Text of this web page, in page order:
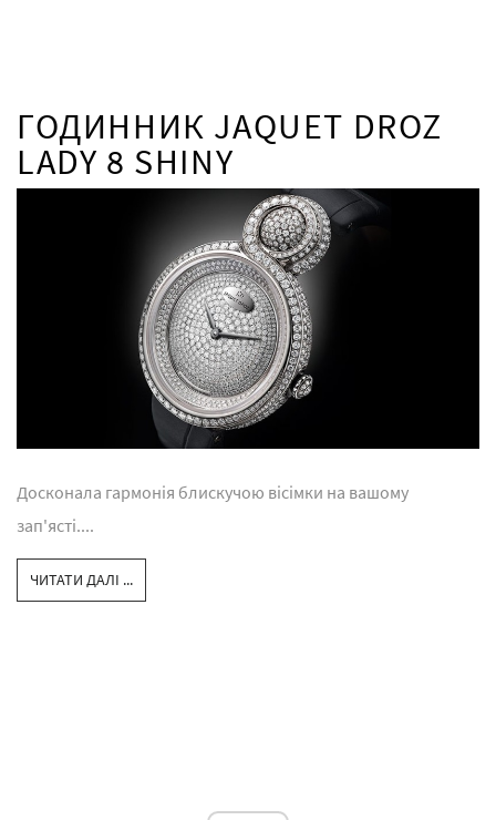
ГОДИННИК JAQUET DROZ
LADY 8 SHINY
Досконала гармонія блискучою вісімки на вашому
зап'ясті....
ЧИТАТИ ДАЛІ ...